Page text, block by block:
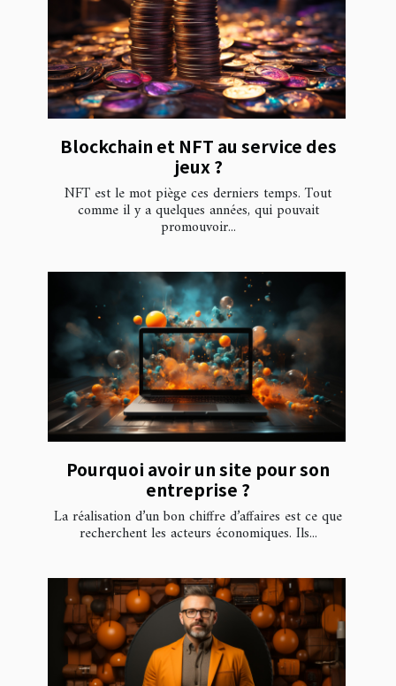
Blockchain et NFT au service des
jeux ?
NFT est le mot piège ces derniers temps. Tout
comme il y a quelques années, qui pouvait
promouvoir...
Pourquoi avoir un site pour son
entreprise ?
La réalisation d’un bon chiffre d’affaires est ce que
recherchent les acteurs économiques. Ils...